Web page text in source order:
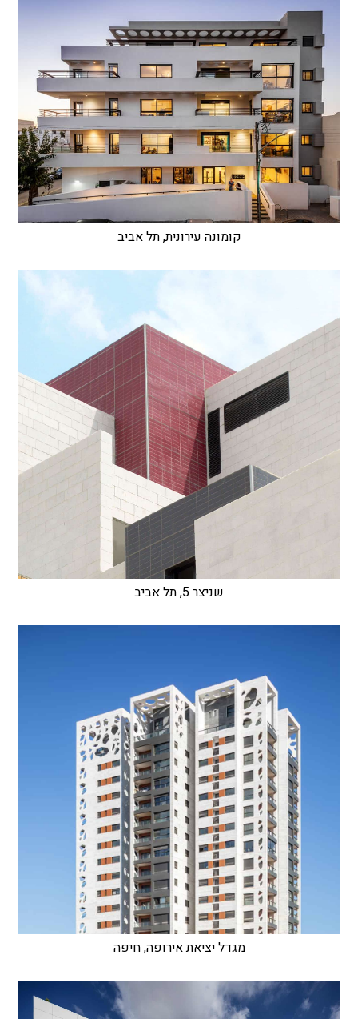
קומונה עירונית, תל אביב
שניצר 5, תל אביב
מגדל יציאת אירופה, חיפה